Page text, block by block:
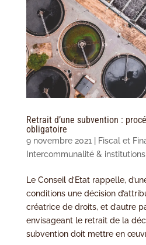
Retrait d’une subvention :
obligatoire
9 novembre 2021 Fiscal et
Intercommunalité & institutions
Le Conseil d’Etat rappelle,
conditions une décision
créatrice de droits, et d’autre
envisageant le retrait de la
subvention doit mettre en